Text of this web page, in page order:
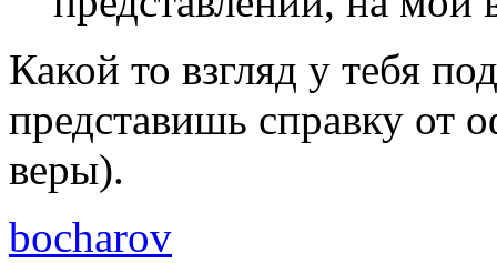
Какой то взгляд у тебя
представишь справку от
веры).
bocharov